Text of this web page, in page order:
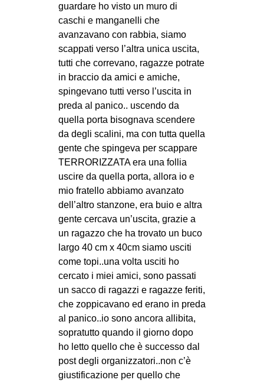
MANIFESTI
MUSICA
RECENSIONI
INTERNAZIONALE
AFRICA
AMERICHE
ESTREMO ORIENTE
EUROPA
MEDIO ORIENTE
MONDO
EVENTI
Fb
tw
bsky
ms
SEARCH
guardare ho visto un muro di
caschi e manganelli che
avanzavano con rabbia, siamo
scappati verso l’altra unica uscita,
tutti che correvano, ragazze potrate
in braccio da amici e amiche,
spingevano tutti verso l’uscita in
preda al panico.. uscendo da
quella porta bisognava scendere
da degli scalini, ma con tutta quella
gente che spingeva per scappare
TERRORIZZATA era una follia
uscire da quella porta, allora io e
mio fratello abbiamo avanzato
dell’altro stanzone, era buio e altra
gente cercava un’uscita, grazie a
un ragazzo che ha trovato un buco
largo 40 cm x 40cm siamo usciti
come topi..una volta usciti ho
cercato i miei amici, sono passati
un sacco di ragazzi e ragazze feriti,
che zoppicavano ed erano in preda
al panico..io sono ancora allibita,
sopratutto quando il giorno dopo
ho letto quello che è successo dal
post degli organizzatori..non c’è
giustificazione per quello che